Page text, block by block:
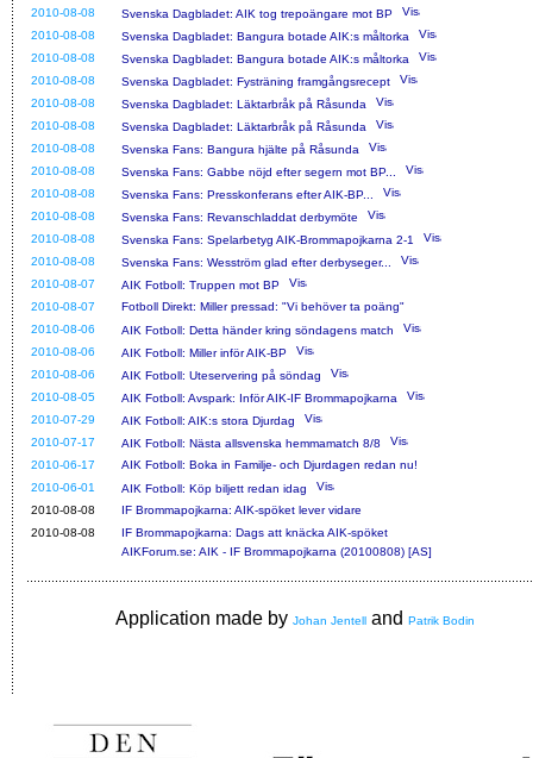
2010-08-08
Svenska Dagbladet: AIK tog trepoängare mot BP
2010-08-08
Svenska Dagbladet: Bangura botade AIK:s måltorka
2010-08-08
Svenska Dagbladet: Bangura botade AIK:s måltorka
2010-08-08
Svenska Dagbladet: Fysträning framgångsrecept
2010-08-08
Svenska Dagbladet: Läktarbråk på Råsunda
2010-08-08
Svenska Dagbladet: Läktarbråk på Råsunda
2010-08-08
Svenska Fans: Bangura hjälte på Råsunda
2010-08-08
Svenska Fans: Gabbe nöjd efter segern mot BP...
2010-08-08
Svenska Fans: Presskonferans efter AIK-BP...
2010-08-08
Svenska Fans: Revanschladdat derbymöte
2010-08-08
Svenska Fans: Spelarbetyg AIK-Brommapojkarna 2-1
2010-08-08
Svenska Fans: Wesström glad efter derbyseger...
2010-08-07
AIK Fotboll: Truppen mot BP
2010-08-07
Fotboll Direkt: Miller pressad: "Vi behöver ta poäng"
2010-08-06
AIK Fotboll: Detta händer kring söndagens match
2010-08-06
AIK Fotboll: Miller inför AIK-BP
2010-08-06
AIK Fotboll: Uteservering på söndag
2010-08-05
AIK Fotboll: Avspark: Inför AIK-IF Brommapojkarna
2010-07-29
AIK Fotboll: AIK:s stora Djurdag
2010-07-17
AIK Fotboll: Nästa allsvenska hemmamatch 8/8
2010-06-17
AIK Fotboll: Boka in Familje- och Djurdagen redan nu!
2010-06-01
AIK Fotboll: Köp biljett redan idag
2010-08-08
IF Brommapojkarna: AIK-spöket lever vidare
2010-08-08
IF Brommapojkarna: Dags att knäcka AIK-spöket
AIKForum.se: AIK - IF Brommapojkarna (20100808) [AS]
Application made by Johan Jentell and Patrik Bodin